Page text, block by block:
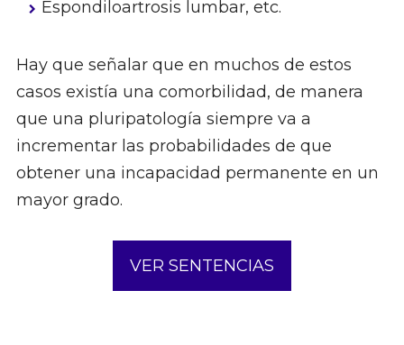
Espondiloartrosis lumbar, etc.
Hay que señalar que en muchos de estos
casos existía una comorbilidad, de manera
que una pluripatología siempre va a
incrementar las probabilidades de que
obtener una incapacidad permanente en un
mayor grado.
VER SENTENCIAS